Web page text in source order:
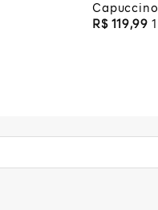
Capuccino
R$ 119,99 1